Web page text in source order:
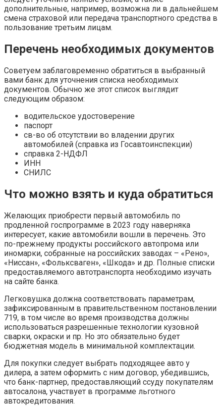
дополнительные, например, возможна ли в дальнейшем
смена страховой или передача транспортного средства в
пользование третьим лицам.
Перечень необходимых документов
Советуем заблаговременно обратиться в выбранный
вами банк для уточнения списка необходимых
документов. Обычно же этот список выглядит
следующим образом:
водительское удостоверение
паспорт
св-во об отсутствии во владении других
автомобилей (справка из Госавтоинспекции)
справка 2-НДФЛ
ИНН
СНИЛС
Что можно взять и куда обратиться
Желающих приобрести первый автомобиль по
продленной госпрограмме в 2023 году наверняка
интересует, какие автомобили вошли в перечень. Это
по-прежнему продукты российского автопрома или
иномарки, собранные на российских заводах – «Рено»,
«Ниссан», «Фольксваген», «Шкода» и др. Полные списки
предоставляемого автотранспорта необходимо изучать
на сайте банка.
Легковушка должна соответствовать параметрам,
зафиксированным в правительственном постановлении
719, в том числе во время производства должны
использоваться разрешенные технологии кузовной
сварки, окраски и пр. Но это обязательно будет
бюджетная модель в минимальной комплектации.
Для покупки следует выбрать подходящее авто у
дилера, а затем оформить с ним договор, убедившись,
что банк-партнер, предоставляющий ссуду покупателям
автосалона, участвует в программе льготного
автокредитования.